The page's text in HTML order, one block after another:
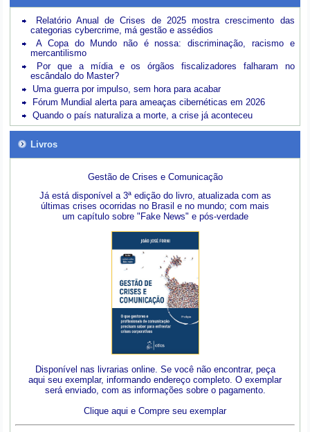
Relatório Anual de Crises de 2025 mostra crescimento das
categorias cybercrime, má gestão e assédios
A Copa do Mundo não é nossa: discriminação, racismo e
mercantilismo
Por que a mídia e os órgãos fiscalizadores falharam no
escândalo do Master?
Uma guerra por impulso, sem hora para acabar
Fórum Mundial alerta para ameaças cibernéticas em 2026
Quando o país naturaliza a morte, a crise já aconteceu
Livros
Gestão de Crises e Comunicação
Já está disponível a 3ª edição do livro, atualizada com as
últimas crises ocorridas no Brasil e no mundo; com mais
um capítulo sobre "Fake News" e pós-verdade
Disponível nas livrarias online. Se você não encontrar, peça
aqui seu exemplar, informando endereço completo. O exemplar
será enviado, com as informações sobre o pagamento.
Clique aqui e Compre seu exemplar